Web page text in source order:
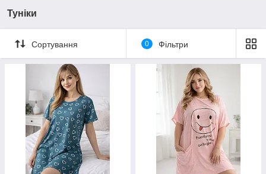
Туніки
Сортування 0 Фільтри